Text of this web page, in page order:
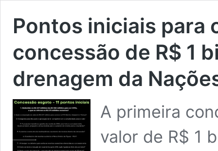
Pontos iniciais para
concessão de R$ 1
drenagem da
A primeira
valor de R$ 1